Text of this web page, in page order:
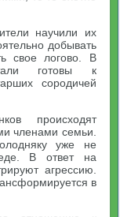
научили их
добывать
свое логово. В
готовы к
сородичей
происходят
членами семьи.
уже не
В ответ на
агрессию.
в